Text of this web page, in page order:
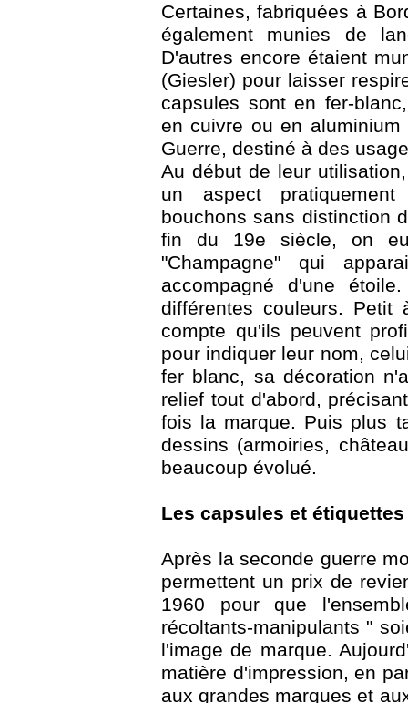
Certaines, fabriquées à
également munies de
D'autres encore étaient
(Giesler) pour laisser
capsules sont en fer-
en cuivre ou en
Guerre, destiné à des
Au début de leur
un aspect
bouchons sans distinction
fin du 19e siècle, on
"Champagne" qui
accompagné d'une
différentes couleurs.
compte qu'ils peuvent
pour indiquer leur nom,
fer blanc, sa décoration
relief tout d'abord,
fois la marque. Puis plus
dessins (armoiries,
beaucoup évolué.
Les capsules et
Après la seconde guerre
permettent un prix de
1960 pour que
récoltants-manipulants "
l'image de marque.
matière d'impression, en
aux grandes marques et